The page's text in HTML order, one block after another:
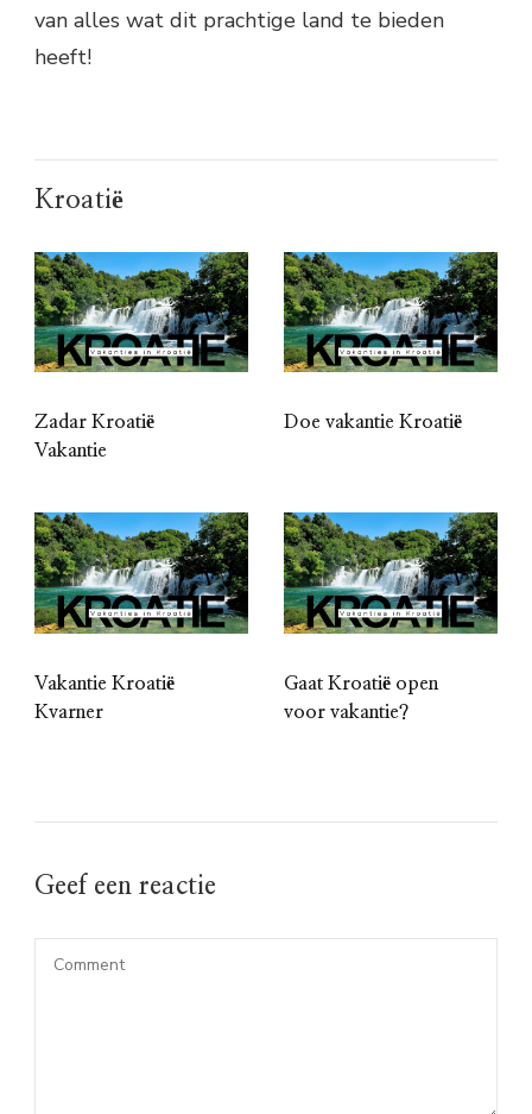
van alles wat dit prachtige land te bieden
heeft!
Kroatië
Zadar Kroatië
Vakantie
Doe vakantie Kroatië
Vakantie Kroatië
Kvarner
Gaat Kroatië open
voor vakantie?
Geef een reactie